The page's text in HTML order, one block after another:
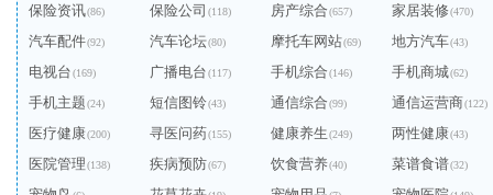
保险资讯(86) 保险公司 (118) 房产综合(657) 家居装修(470)
汽车配件(92) 汽车论坛(80) 摩托车网站(69) 地方汽车(43)
电视台(169) 广播电台(117) 手机综合(146) 手机商城(62)
手机主题(24) 短信图铃(43) 通信综合(99) 通信运营商(122)
医疗健康(200) 寻医问药(155) 健康养生(249) 两性健康(43)
医院管理(138) 疾病预防(67) 饮食营养(40) 菜谱食谱(32)